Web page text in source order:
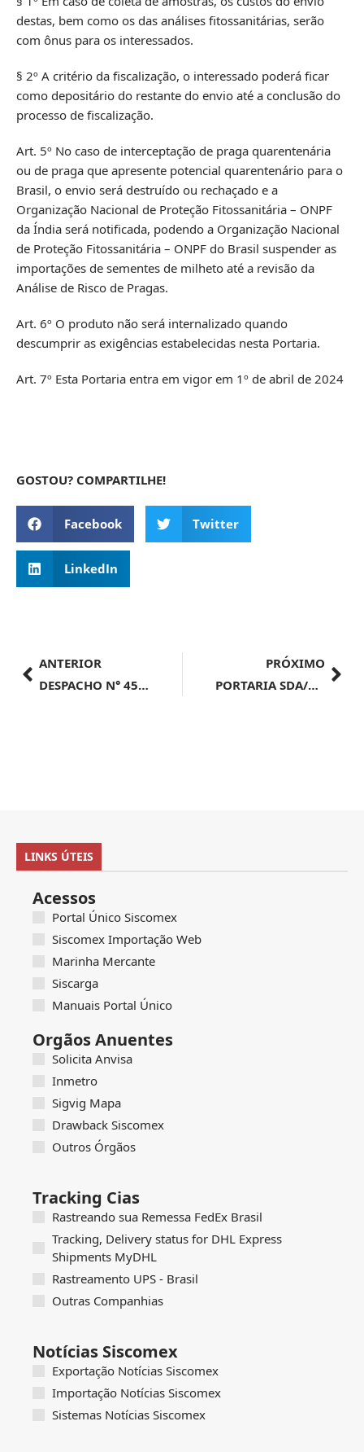
destas, bem como os das análises fitossanitárias, serão
com ônus para os interessados.
§ 2º A critério da fiscalização, o interessado poderá ficar
como depositário do restante do envio até a conclusão do
processo de fiscalização.
Art. 5º No caso de interceptação de praga quarentenária
ou de praga que apresente potencial quarentenário para o
Brasil, o envio será destruído ou rechaçado e a
Organização Nacional de Proteção Fitossanitária – ONPF
da Índia será notificada, podendo a Organização Nacional
de Proteção Fitossanitária – ONPF do Brasil suspender as
importações de sementes de milheto até a revisão da
Análise de Risco de Pragas.
Art. 6º O produto não será internalizado quando
descumprir as exigências estabelecidas nesta Portaria.
Art. 7º Esta Portaria entra em vigor em 1º de abril de 2024
GOSTOU? COMPARTILHE!
Facebook Twitter
LinkedIn
ANTERIOR
DESPACHO N° 45, DE 21 DE MARÇO DE 2024
PRÓXIMO
PORTARIA SDA/MAPA Nº 1.071, DE 20 DE MARÇO DE 2024
LINKS ÚTEIS
Acessos
Portal Único Siscomex
Siscomex Importação Web
Marinha Mercante
Siscarga
Manuais Portal Único
Orgãos Anuentes
Solicita Anvisa
Inmetro
Sigvig Mapa
Drawback Siscomex
Outros Órgãos
Tracking Cias
Rastreando sua Remessa FedEx Brasil
Tracking, Delivery status for DHL Express
Shipments MyDHL
Rastreamento UPS - Brasil
Outras Companhias
Notícias Siscomex
Exportação Notícias Siscomex
Importação Notícias Siscomex
Sistemas Notícias Siscomex